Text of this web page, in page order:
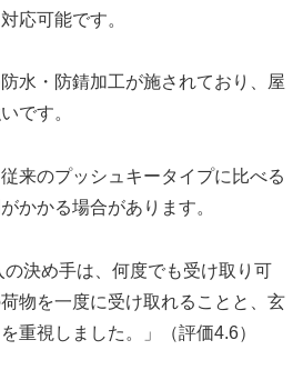
応可能です。
防水・防錆加工が施されており、屋
です。
従来のプッシュキータイプに比べる
かかる場合があります。
の決め手は、何度でも受け取り可
物を一度に受け取れることと、玄
重視しました。」（評価4.6）